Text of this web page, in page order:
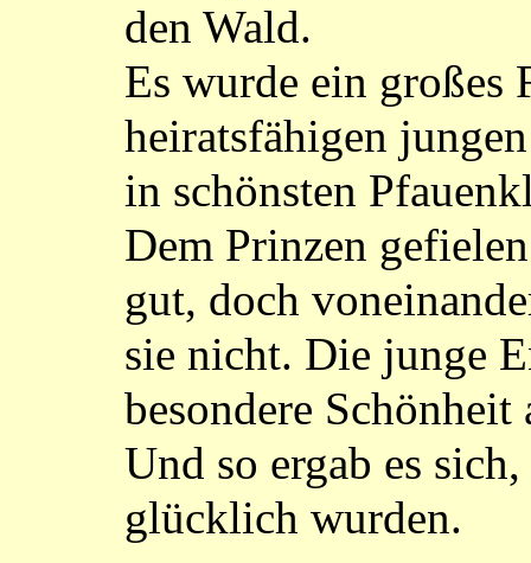
den Wald.
Es wurde ein großes
heiratsfähigen
in schönsten
Dem Prinzen
gut, doch
sie nicht. Die junge
besondere Schönheit
Und so ergab es
glücklich wurden.